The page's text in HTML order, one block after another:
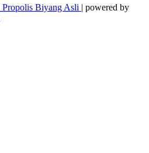
Propolis Biyang Asli | powered by